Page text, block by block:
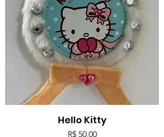
Hello Kitty
Preço
R$ 50,00